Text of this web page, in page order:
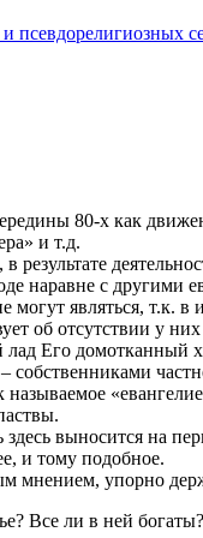
псевдорелигиозных
80-х как
и т.д.
наравне с другими
являться,
об отсутствии у них
Его домотканный
собственниками
выносится
и тому подобное.
упорно
Все ли в ней